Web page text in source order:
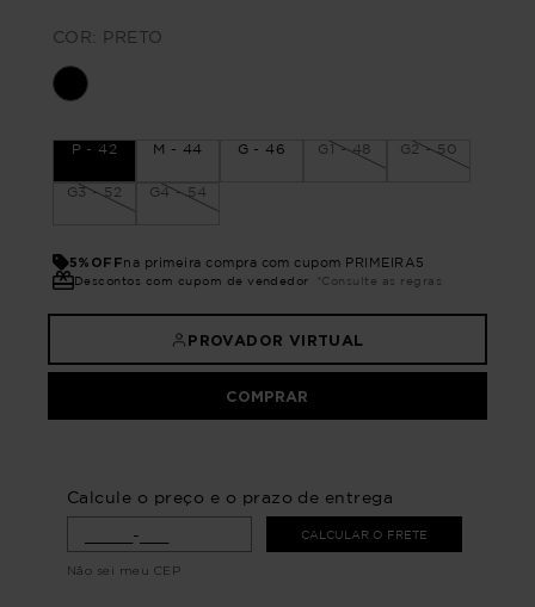
COR: PRETO
P - 42 M - 44 G - 46 G1 - 48 G2 - 50
G3 - 52 G4 - 54
5%OFFna primeira compra com cupom PRIMEIRA5
Descontos com cupom de vendedor *Consulte as regras
PROVADOR VIRTUAL
COMPRAR
Calcule o preço e o prazo de entrega
CALCULAR O FRETE
Não sei meu CEP